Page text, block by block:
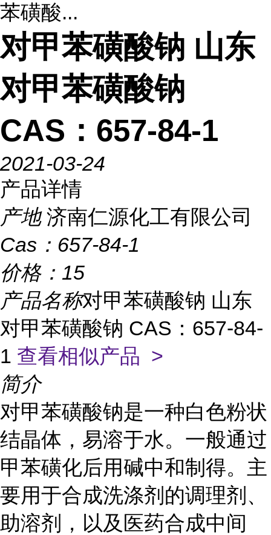
苯磺酸...
对甲苯磺酸钠 山东
对甲苯磺酸钠
CAS：657-84-1
2021-03-24
产品详情
产地 济南仁源化工有限公司
Cas： 657-84-1
价格： 15
产品名称对甲苯磺酸钠 山东
对甲苯磺酸钠 CAS：657-84-
1 查看相似产品 >
简介
对甲苯磺酸钠是一种白色粉状
结晶体，易溶于水。一般通过
甲苯磺化后用碱中和制得。主
要用于合成洗涤剂的调理剂、
助溶剂，以及医药合成中间